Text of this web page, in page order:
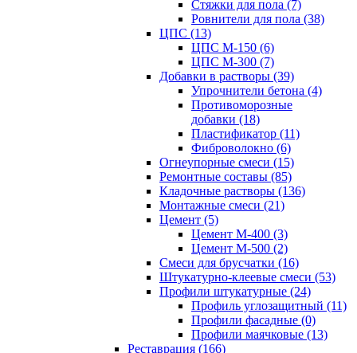
Стяжки для пола (7)
Ровнители для пола (38)
ЦПС (13)
ЦПС М-150 (6)
ЦПС М-300 (7)
Добавки в растворы (39)
Упрочнители бетона (4)
Противоморозные
добавки (18)
Пластификатор (11)
Фиброволокно (6)
Огнеупорные смеси (15)
Ремонтные составы (85)
Кладочные растворы (136)
Монтажные смеси (21)
Цемент (5)
Цемент М-400 (3)
Цемент М-500 (2)
Смеси для брусчатки (16)
Штукатурно-клеевые смеси (53)
Профили штукатурные (24)
Профиль углозащитный (11)
Профили фасадные (0)
Профили маячковые (13)
Реставрация (166)